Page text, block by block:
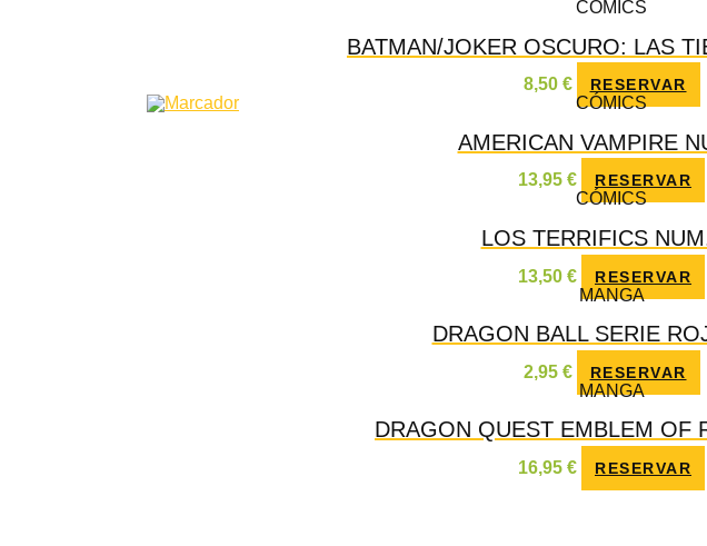
CÓMICS
BATMAN/JOKER OSCURO: LAS
8,50 € RESERVAR
CÓMICS
AMERICAN VAMPIRE
13,95 € RESERVAR
CÓMICS
LOS TERRIFICS
13,50 € RESERVAR
MANGA
DRAGON BALL SERIE
2,95 € RESERVAR
MANGA
DRAGON QUEST EMBLEM OF
16,95 € RESERVAR